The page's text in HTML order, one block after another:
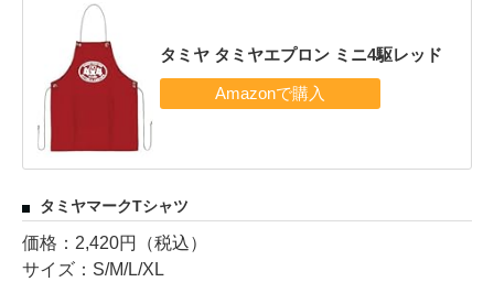
タミヤ タミヤエプロン ミニ4駆レッド
タミヤマークTシャツ
価格：2,420円（税込）
サイズ：S/M/L/XL